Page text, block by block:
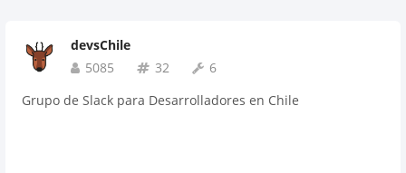
devsChile
5085
32
6
Grupo de Slack para Desarrolladores en Chile